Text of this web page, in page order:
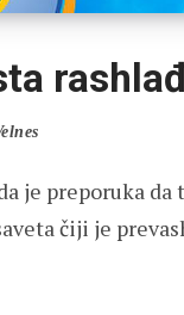
je preporuka
čiji je